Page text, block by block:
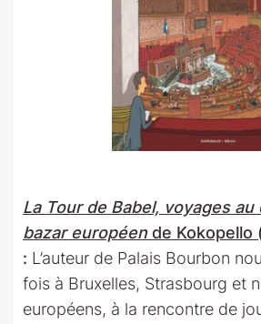
La Tour de Babel, voyages
bazar européende Kokopello
: L’auteur de Palais Bourbon
fois à Bruxelles, Strasbourg et
européens, à la rencontre de